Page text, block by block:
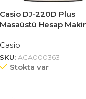
Casio DJ-220D Plus
Masaüstü Hesap
Casio
SKU: ACA000363
Stokta var